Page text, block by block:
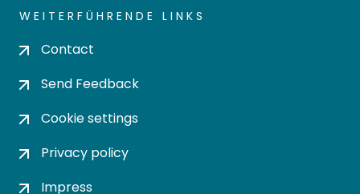
WEITERFÜHRENDE LINKS
Contact
Send Feedback
Cookie settings
Privacy policy
Impress